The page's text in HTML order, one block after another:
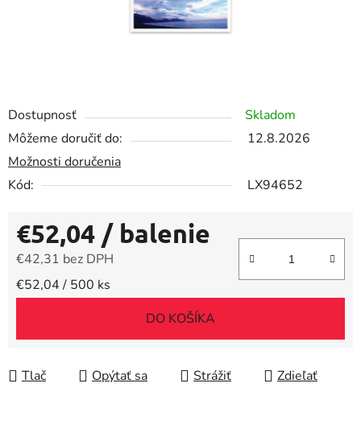
Dostupnosť
Skladom
Môžeme doručiť do:
12.8.2026
Možnosti doručenia
Kód:
LX94652
€52,04 / balenie
€42,31 bez DPH
Jednotková cena:
€52,04 / 500 ks
DO KOŠÍKA
Tlač Opýtať sa Strážiť Zdieľať